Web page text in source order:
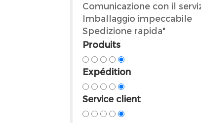
Comunicazione con il
Imballaggio impeccabile
Spedizione rapida"
Produits
Expédition
Service client